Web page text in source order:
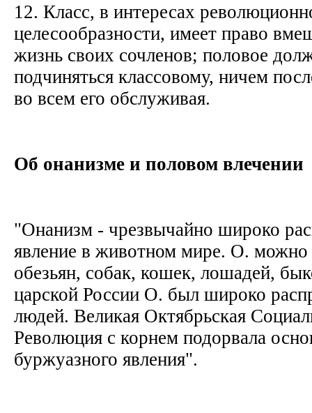
12. Класс, в интересах
целесообразности, имеет право
жизнь своих сочленов; половое
подчиняться классовому, ничем
во всем его обслуживая.
Об онанизме и половом влечении
"Онанизм - чрезвычайно широко
явление в животном мире. О. можно
обезьян, собак, кошек, лошадей,
царской России О. был широко
людей. Великая Октябрьская
Революция с корнем подорвала
буржуазного явления".